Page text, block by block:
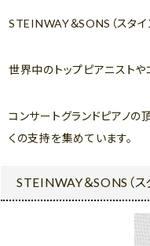
STEINWAY＆SONS（スタイ
世界中のトップピアニストや
コンサートグランドピアノの
くの支持を集めています。
STEINWAY＆SONS（